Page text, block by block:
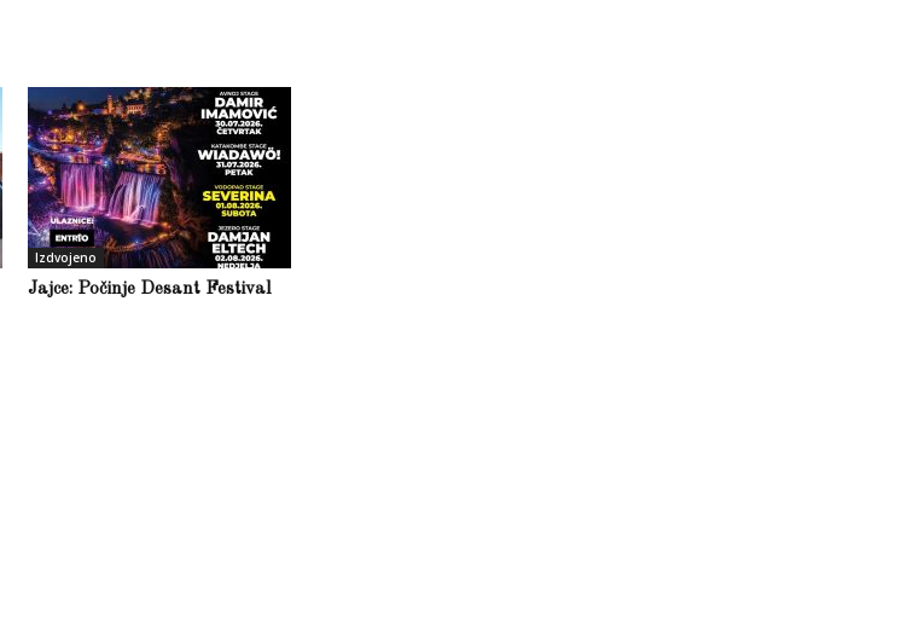
Izdvojeno
Jajce: Počinje Desant Festival